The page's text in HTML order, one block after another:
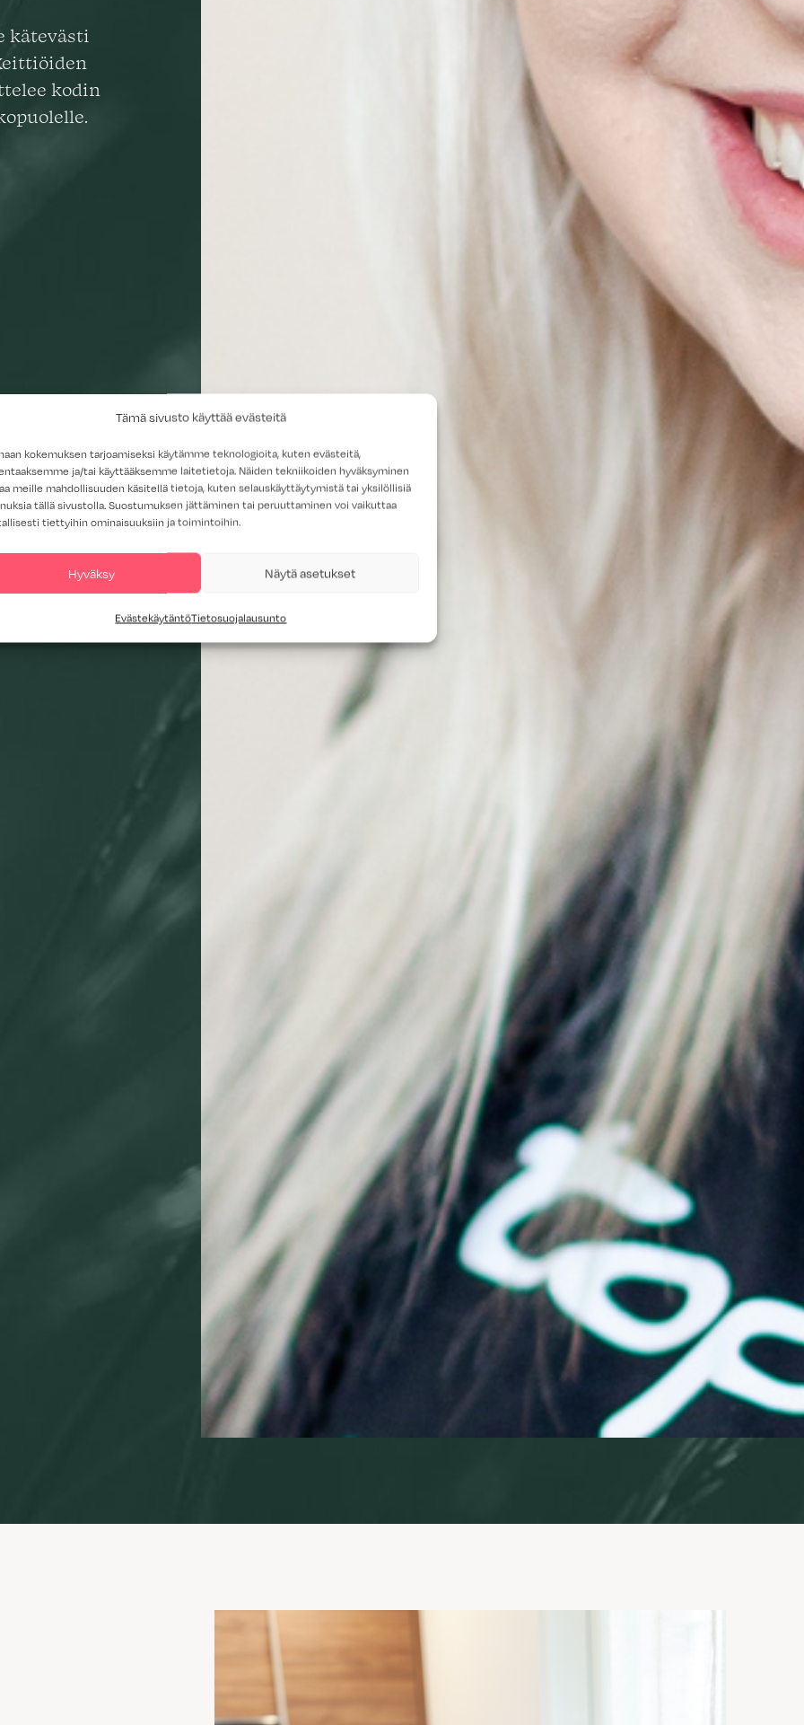
Tämä sivusto käyttää evästeitä
kokemuksen tarjoamiseksi käytämme teknologioita, kuten evästeitä,
ja/tai käyttääksemme laitetietoja. Näiden tekniikoiden hyväksyminen
meille mahdollisuuden käsitellä tietoja, kuten selauskäyttäytymistä tai yksilöllisiä
tällä sivustolla. Suostumuksen jättäminen tai peruuttaminen voi vaikuttaa
tiettyihin ominaisuuksiin ja toimintoihin.
Hyväksy Näytä asetukset
EvästekäytäntöTietosuojalausunto
kätevästi
kodin